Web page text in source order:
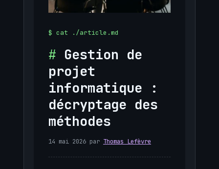
Gestion de
projet
informatique :
décryptage des
méthodes
14 mai 2026 par Thomas Lefèvre